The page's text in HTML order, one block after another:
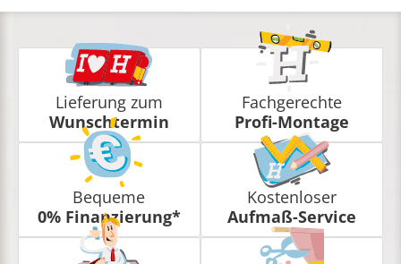
Lieferung zum
Wunschtermin
Fachgerechte
Profi-Montage
Bequeme
0% Finanzierung*
Kostenloser
Aufmaß-Service